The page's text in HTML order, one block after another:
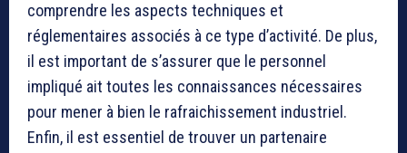
comprendre les aspects techniques et
réglementaires associés à ce type d’activité. De plus,
il est important de s’assurer que le personnel
impliqué ait toutes les connaissances nécessaires
pour mener à bien le rafraichissement industriel.
Enfin, il est essentiel de trouver un partenaire